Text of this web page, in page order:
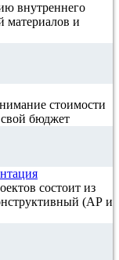
внутреннего
материалов и
стоимости
свой бюджет
состоит из
(АР и